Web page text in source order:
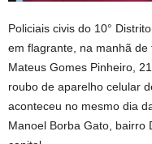
Policiais civis do 10°
em flagrante, na manhã de
Mateus Gomes Pinheiro,
roubo de aparelho celular
aconteceu no mesmo dia
Manoel Borba Gato, bairro